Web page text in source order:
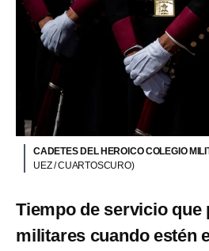
CADETES DEL HEROICO COLEGIO
UEZ / CUARTOSCURO)
Tiempo de servicio que
militares cuando estén